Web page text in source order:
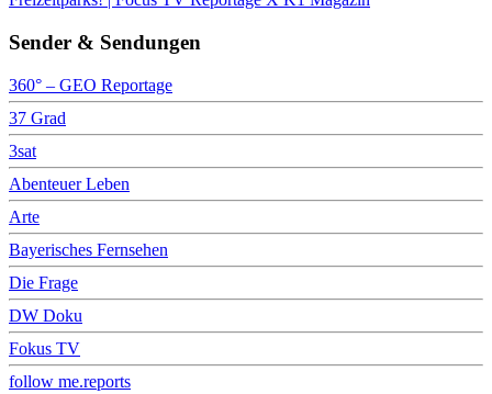
Sender & Sendungen
360° – GEO Reportage
37 Grad
3sat
Abenteuer Leben
Arte
Bayerisches Fernsehen
Die Frage
DW Doku
Fokus TV
follow me.reports